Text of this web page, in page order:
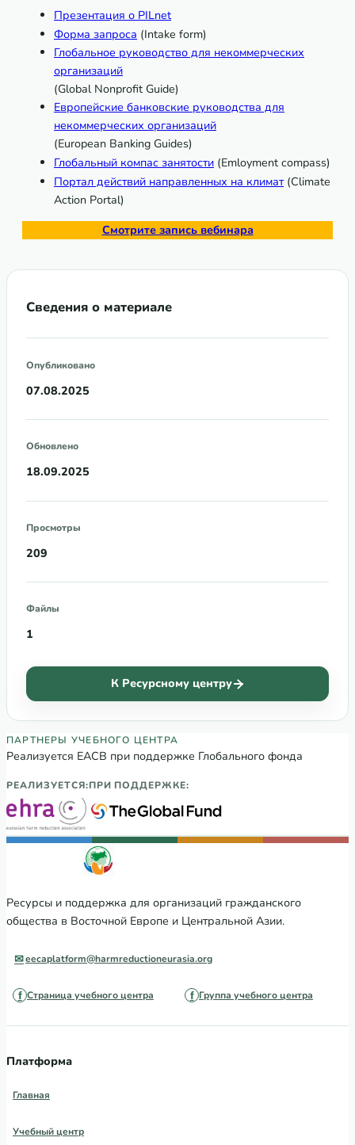
Презентация о PILnet
Форма запроса (Intake form)
Глобальное руководство для некоммерческих
организаций
(Global Nonprofit Guide)
Европейские банковские руководства для
некоммерческих организаций
(European Banking Guides)
Глобальный компас занятости (Emloyment compass)
Портал действий направленных на климат(Climate
Action Portal)
Смотрите запись вебинара
Сведения о материале
Опубликовано
07.08.2025
Обновлено
18.09.2025
Просмотры
209
Файлы
1
К Ресурсному центру
Партнеры Регионального учебного
ПАРТНЕРЫ УЧЕБНОГО ЦЕНТРА
Реализуется ЕАСВ при поддержке Глобального фонда
РЕАЛИЗУЕТСЯ:ПРИ ПОДДЕРЖКЕ:
Ресурсы и поддержка для организаций гражданского
общества в Восточной Европе и Центральной Азии.
eecaplatform@harmreductioneurasia.org
Страница учебного центра Группа учебного центра
Платформа
Главная
Учебный центр